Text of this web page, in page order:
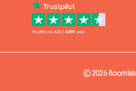
© 2026